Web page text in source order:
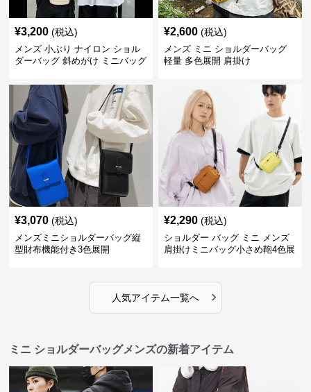
¥3,200 (税込)
メンズ 小ぶり ナイロン ショル
ダーバッグ 斜めがけ ミニバッグ
¥2,600 (税込)
メンズ ミニ ショルダーバッグ
軽量 多色展開 肩掛け
¥3,070 (税込)
メンズミニショルダーバッグ縦
型財布機能付き3色展開
¥2,290 (税込)
ショルダー バッグ ミニ メンズ
肩掛けミニバッグ小さめ鞄4色展
人気アイテム一覧へ ›
ミニ ショルダーバッグメンズの新着アイテム